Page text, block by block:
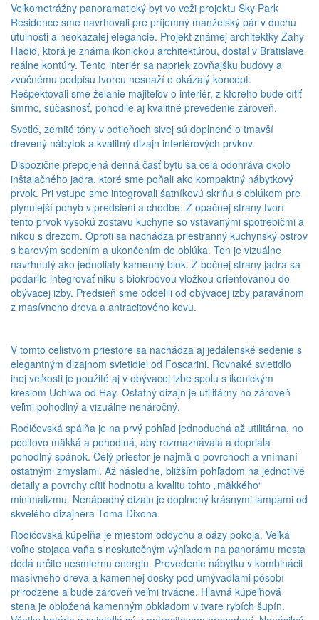
Veľkometrážny panoramatický byt vo veži projektu Sky Park
Residence sme navrhovali pre príjemný manželský pár v duchu
útulnosti a neokázalej elegancie. Projekt známej architektky Zahy
Hadid, ktorá je známa ikonickou architektúrou, dostal v Bratislave
reálne kontúry. Tento interiér sa napriek zovňajšku budovy a
zvučnému podpisu tvorcu nesnaží o okázalý koncept.
Rešpektovali sme želanie majiteľov o interiér, z ktorého bude cítiť
šmrnc, súčasnosť, pohodlie aj kvalitné prevedenie zároveň.
Svetlé, zemité tóny v odtieňoch sivej sú doplnené o tmavší
drevený nábytok a kvalitný dizajn interiérových prvkov.
Dispozične prepojená denná časť bytu sa celá odohráva okolo
inštalačného jadra, ktoré sme poňali ako kompaktný nábytkový
prvok. Pri vstupe sme integrovali šatníkovú skriňu s oblúkom pre
plynulejší pohyb v predsieni a chodbe. Z opačnej strany tvorí
tento prvok vysokú zostavu kuchyne so vstavanými spotrebičmi a
nikou s drezom. Oproti sa nachádza priestranný kuchynský ostrov
s barovým sedením a ukončením do oblúka. Ten je vizuálne
navrhnutý ako jednoliaty kamenný blok. Z bočnej strany jadra sa
podarilo integrovať niku s biokrbovou vložkou orientovanou do
obývacej izby. Predsieň sme oddelili od obývacej izby paravánom
z masívneho dreva a antracitového kovu.
V tomto celistvom priestore sa nachádza aj jedálenské sedenie s
elegantným dizajnom svietidiel od Foscarini. Rovnaké svietidlo
inej veľkosti je použité aj v obývacej izbe spolu s ikonickým
kreslom Uchiwa od Hay. Ostatný dizajn je utilitárny no zároveň
veľmi pohodlný a vizuálne nenáročný.
Rodičovská spálňa je na prvý pohľad jednoduchá až utilitárna, no
pocitovo mäkká a pohodlná, aby rozmaznávala a dopriala
pohodlný spánok. Celý priestor je najmä o povrchoch a vnímaní
ostatnými zmyslami. Až následne, bližším pohľadom na jednotlivé
detaily a povrchy cítiť hodnotu a kvalitu tohto „mäkkého“
minimalizmu. Nenápadný dizajn je doplnený krásnymi lampami od
skvelého dizajnéra Toma Dixona.
Rodičovská kúpeľňa je miestom oddychu a oázy pokoja. Veľká
voľne stojaca vaňa s neskutočným výhľadom na panorámu mesta
dodá určite nesmiernu energiu. Prevedenie nábytku v kombinácii
masívneho dreva a kamennej dosky pod umývadlami pôsobí
prirodzene a bude zároveň veľmi trvácne. Hlavná kúpeľňová
stena je obložená kamenným obkladom v tvare rybích šupín.